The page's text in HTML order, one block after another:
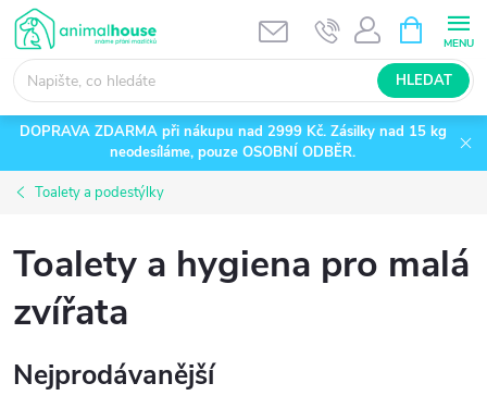
Přejít
na
obsah
HLEDAT
NÁKUPNÍ
KOŠÍK
DOPRAVA ZDARMA při nákupu nad 2999 Kč. Zásilky nad 15 kg
neodesíláme, pouze OSOBNÍ ODBĚR.
Toalety a podestýlky
Toalety a hygiena pro malá
zvířata
Nejprodávanější